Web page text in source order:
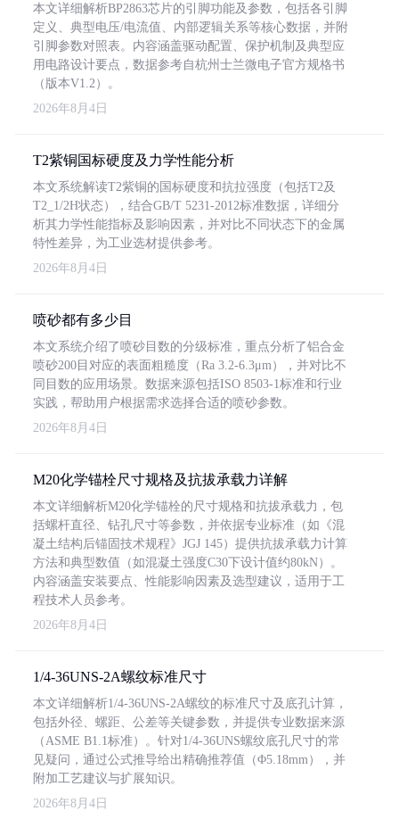
本文详细解析BP2863芯片的引脚功能及参数，包括各引脚
定义、典型电压/电流值、内部逻辑关系等核心数据，并附
引脚参数对照表。内容涵盖驱动配置、保护机制及典型应
用电路设计要点，数据参考自杭州士兰微电子官方规格书
（版本V1.2）。
2026年8月4日
T2紫铜国标硬度及力学性能分析
本文系统解读T2紫铜的国标硬度和抗拉强度（包括T2及
T2_1/2H状态），结合GB/T 5231-2012标准数据，详细分
析其力学性能指标及影响因素，并对比不同状态下的金属
特性差异，为工业选材提供参考。
2026年8月4日
喷砂都有多少目
本文系统介绍了喷砂目数的分级标准，重点分析了铝合金
喷砂200目对应的表面粗糙度（Ra 3.2-6.3μm），并对比不
同目数的应用场景。数据来源包括ISO 8503-1标准和行业
实践，帮助用户根据需求选择合适的喷砂参数。
2026年8月4日
M20化学锚栓尺寸规格及抗拔承载力详解
本文详细解析M20化学锚栓的尺寸规格和抗拔承载力，包
括螺杆直径、钻孔尺寸等参数，并依据专业标准（如《混
凝土结构后锚固技术规程》JGJ 145）提供抗拔承载力计算
方法和典型数值（如混凝土强度C30下设计值约80kN）。
内容涵盖安装要点、性能影响因素及选型建议，适用于工
程技术人员参考。
2026年8月4日
1/4-36UNS-2A螺纹标准尺寸
本文详细解析1/4-36UNS-2A螺纹的标准尺寸及底孔计算，
包括外径、螺距、公差等关键参数，并提供专业数据来源
（ASME B1.1标准）。针对1/4-36UNS螺纹底孔尺寸的常
见疑问，通过公式推导给出精确推荐值（Φ5.18mm），并
附加工艺建议与扩展知识。
2026年8月4日